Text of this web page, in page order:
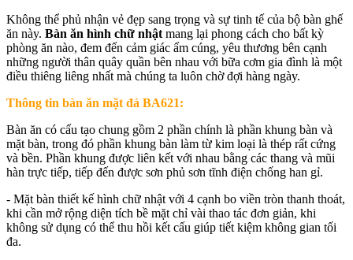
Không thể phủ nhận vẻ đẹp sang trọng và sự tinh tế của bộ bàn ghế
ăn này. Bàn ăn hình chữ nhật mang lại phong cách cho bất kỳ
phòng ăn nào, đem đến cảm giác ấm cúng, yêu thương bên cạnh
những người thân quây quần bên nhau với bữa cơm gia đình là một
điều thiêng liêng nhất mà chúng ta luôn chờ đợi hàng ngày.
Thông tin bàn ăn mặt đá BA621:
Bàn ăn có cấu tạo chung gồm 2 phần chính là phần khung bàn và
mặt bàn, trong đó phần khung bàn làm từ kim loại là thép rất cứng
và bền. Phần khung được liên kết với nhau bằng các thang và mũi
hàn trực tiếp, tiếp đến được sơn phủ sơn tĩnh điện chống han gỉ.
- Mặt bàn thiết kế hình chữ nhật với 4 cạnh bo viền tròn thanh thoát,
khi cần mở rộng diện tích bề mặt chỉ vài thao tác đơn giản, khi
không sử dụng có thể thu hồi kết cấu giúp tiết kiệm không gian tối
đa.